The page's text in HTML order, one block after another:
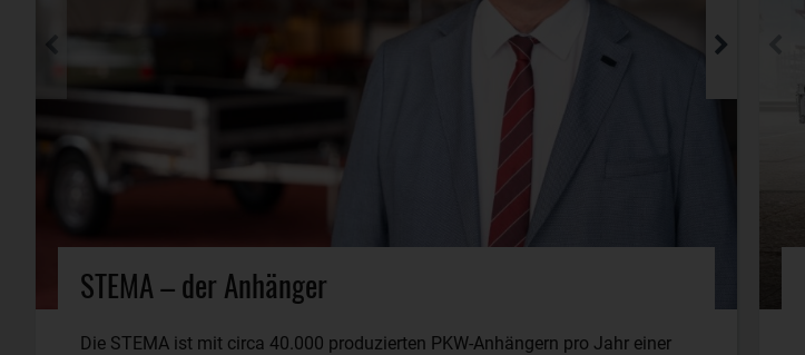
STEMA – der Anhänger
Die STEMA ist mit circa 40.000 produzierten PKW-Anhängern pro Jahr einer